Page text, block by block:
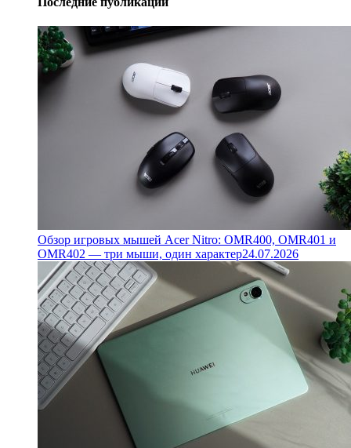
Обзор игровых мышей Acer Nitro: OMR400, OMR401 и
OMR402 — три мыши, один характер24.07.2026